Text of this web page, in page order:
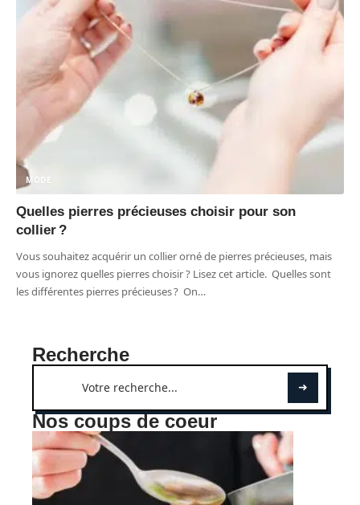
MODE
Quelles pierres précieuses choisir pour son
collier ?
Vous souhaitez acquérir un collier orné de pierres précieuses, mais
vous ignorez quelles pierres choisir ? Lisez cet article. Quelles sont
les différentes pierres précieuses ? On…
Recherche
Nos coups de coeur